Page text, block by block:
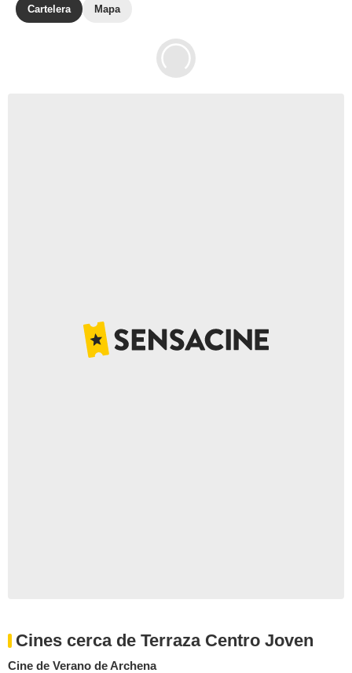
Cartelera Mapa
Cines cerca de Terraza Centro Joven
Cine de Verano de Archena